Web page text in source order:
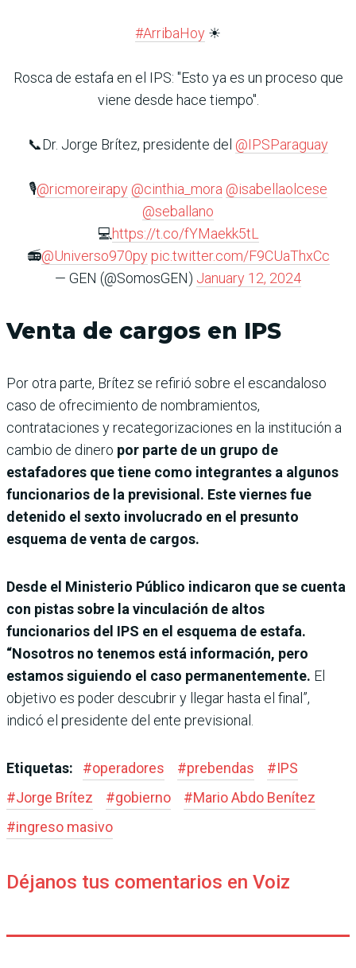
#ArribaHoy ☀
Rosca de estafa en el IPS: "Esto ya es un proceso que
viene desde hace tiempo".
📞Dr. Jorge Brítez, presidente del @IPSParaguay
🎙️@ricmoreirapy @cinthia_mora @isabellaolcese
@seballano
💻https://t.co/fYMaekk5tL
📻@Universo970py pic.twitter.com/F9CUaThxCc
— GEN (@SomosGEN) January 12, 2024
Venta de cargos en IPS
Por otra parte, Brítez se refirió sobre el escandaloso
caso de ofrecimiento de nombramientos,
contrataciones y recategorizaciones en la institución a
cambio de dinero por parte de un grupo de
estafadores que tiene como integrantes a algunos
funcionarios de la previsional. Este viernes fue
detenido el sexto involucrado en el presunto
esquema de venta de cargos.
Desde el Ministerio Público indicaron que se cuenta
con pistas sobre la vinculación de altos
funcionarios del IPS en el esquema de estafa.
“Nosotros no tenemos está información, pero
estamos siguiendo el caso permanentemente. El
objetivo es poder descubrir y llegar hasta el final”,
indicó el presidente del ente previsional.
Etiquetas: #operadores #prebendas #IPS
#Jorge Brítez #gobierno #Mario Abdo Benítez
#ingreso masivo
Déjanos tus comentarios en Voiz